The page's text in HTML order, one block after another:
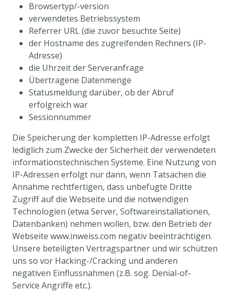
Browsertyp/-version
verwendetes Betriebssystem
Referrer URL (die zuvor besuchte Seite)
der Hostname des zugreifenden Rechners (IP-
Adresse)
die Uhrzeit der Serveranfrage
Übertragene Datenmenge
Statusmeldung darüber, ob der Abruf
erfolgreich war
Sessionnummer
Die Speicherung der kompletten IP-Adresse erfolgt
lediglich zum Zwecke der Sicherheit der verwendeten
informationstechnischen Systeme. Eine Nutzung von
IP-Adressen erfolgt nur dann, wenn Tatsachen die
Annahme rechtfertigen, dass unbefugte Dritte
Zugriff auf die Webseite und die notwendigen
Technologien (etwa Server, Softwareinstallationen,
Datenbanken) nehmen wollen, bzw. den Betrieb der
Webseite www.inweiss.com negativ beeinträchtigen.
Unsere beteiligten Vertragspartner und wir schützen
uns so vor Hacking-/Cracking und anderen
negativen Einflussnahmen (z.B. sog. Denial-of-
Service Angriffe etc.).